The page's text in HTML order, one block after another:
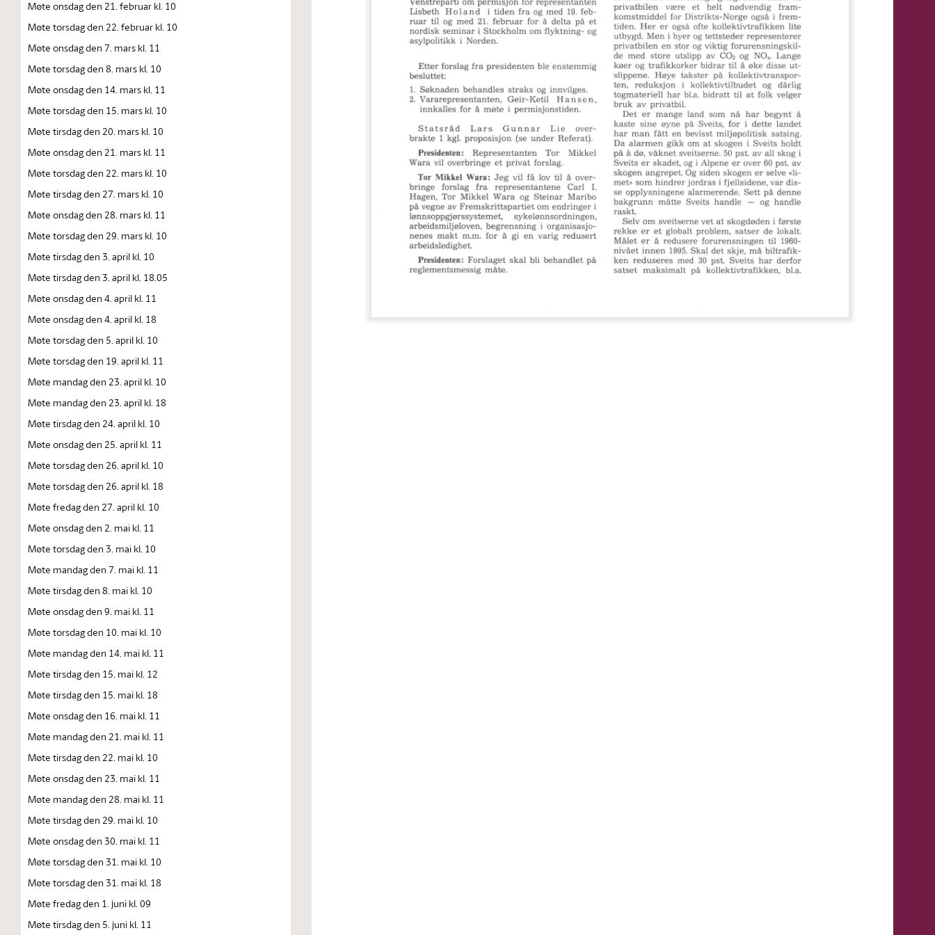
Møte onsdag den 21. februar kl. 10
Møte torsdag den 22. februar kl. 10
Møte onsdag den 7. mars kl. 11
Møte torsdag den 8. mars kl. 10
Møte onsdag den 14. mars kl. 11
Møte torsdag den 15. mars kl. 10
Møte tirsdag den 20. mars kl. 10
Møte onsdag den 21. mars kl. 11
Møte torsdag den 22. mars kl. 10
Møte tirsdag den 27. mars kl. 10
Møte onsdag den 28. mars kl. 11
Møte torsdag den 29. mars kl. 10
Møte tirsdag den 3. april kl. 10
Møte tirsdag den 3. april kl. 18.05
Møte onsdag den 4. april kl. 11
Møte onsdag den 4. april kl. 18
Møte torsdag den 5. april kl. 10
Møte torsdag den 19. april kl. 11
Møte mandag den 23. april kl. 10
Møte mandag den 23. april kl. 18
Møte tirsdag den 24. april kl. 10
Møte onsdag den 25. april kl. 11
Møte torsdag den 26. april kl. 10
Møte torsdag den 26. april kl. 18
Møte fredag den 27. april kl. 10
Møte onsdag den 2. mai kl. 11
Møte torsdag den 3. mai kl. 10
Møte mandag den 7. mai kl. 11
Møte tirsdag den 8. mai kl. 10
Møte onsdag den 9. mai kl. 11
Møte torsdag den 10. mai kl. 10
Møte mandag den 14. mai kl. 11
Møte tirsdag den 15. mai kl. 12
Møte tirsdag den 15. mai kl. 18
Møte onsdag den 16. mai kl. 11
Møte mandag den 21. mai kl. 11
Møte tirsdag den 22. mai kl. 10
Møte onsdag den 23. mai kl. 11
Møte mandag den 28. mai kl. 11
Møte tirsdag den 29. mai kl. 10
Møte onsdag den 30. mai kl. 11
Møte torsdag den 31. mai kl. 10
Møte torsdag den 31. mai kl. 18
Møte fredag den 1. juni kl. 09
Møte tirsdag den 5. juni kl. 11